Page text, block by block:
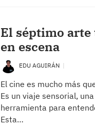
El séptimo
en escena
EDU AGUIRÁN
El cine es mucho más
Es un viaje sensorial,
herramienta para
Esta…